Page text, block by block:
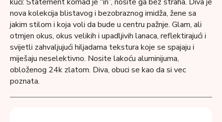
nova kolekcija blistavog i bezobraznog imidža, žene sa
jakim stilom i koja voli da bude u centru pažnje. Glam, ali
otmjen okus, okus velikih i upadljivih lanaca, reflektirajući i
svijetli zahvaljujući hiljadama tekstura koje se spajaju i
miješaju neselektivno. Nosite lakoću aluminijuma,
obloženog 24k zlatom. Diva, obuci se kao da si vec
poznata.